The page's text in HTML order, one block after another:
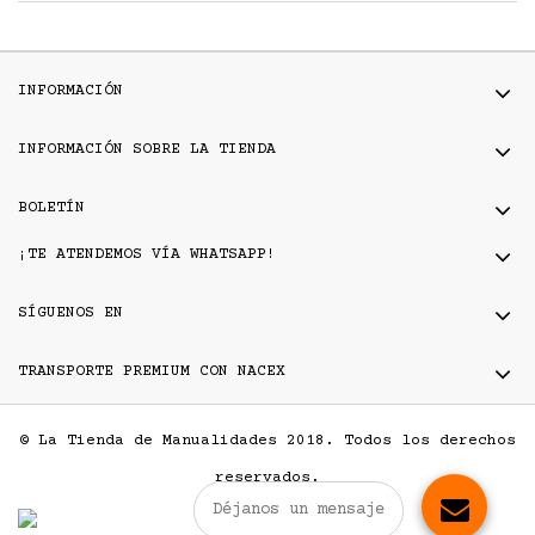
Déjanos un mensaje
INFORMACIÓN
INFORMACIÓN SOBRE LA TIENDA
BOLETÍN
¡TE ATENDEMOS VÍA WHATSAPP!
SÍGUENOS EN
TRANSPORTE PREMIUM CON NACEX
© La Tienda de Manualidades 2018. Todos los derechos
reservados.